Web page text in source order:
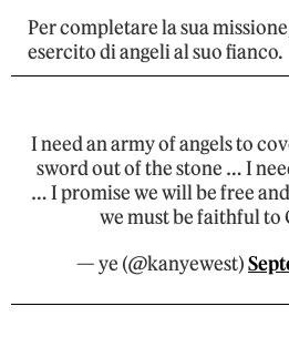
Per completare la sua
esercito di angeli al suo fianco.
I need an army of angels to
sword out of the stone … I
… I promise we will be free
we must be faithful to
— ye (@kanyewest)